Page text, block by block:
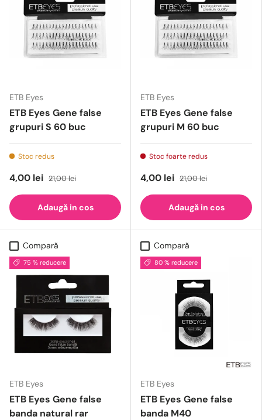
ETB Eyes
ETB Eyes Gene false
grupuri S 60 buc
Stoc redus
4,00 lei 21,00 lei
Adaugă in cos
ETB Eyes
ETB Eyes Gene false
grupuri M 60 buc
Stoc foarte redus
4,00 lei 21,00 lei
Adaugă in cos
Compară
75 % reducere
ETB Eyes
ETB Eyes Gene false
banda natural rar
Compară
80 % reducere
ETB Eyes
ETB Eyes Gene false
banda M40